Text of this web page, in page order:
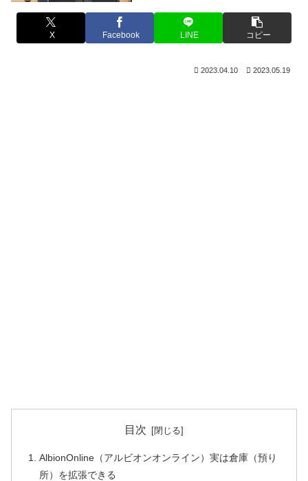
X Facebook LINE コピー
2023.04.10 2023.05.19
目次
AlbionOnline（アルビオンオンライン）実は倉庫（預り
所）を拡張できる